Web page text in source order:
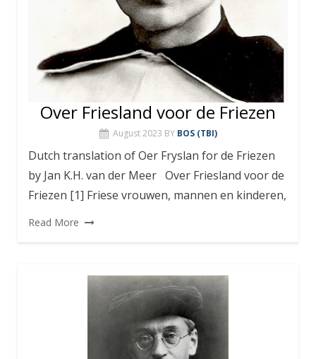
Over Friesland voor de Friezen
August 2023 BY BOS (TBI)
Dutch translation of Oer Fryslan for de Friezen
by Jan K.H. van der Meer Over Friesland voor de
Friezen [1] Friese vrouwen, mannen en kinderen,
Read More